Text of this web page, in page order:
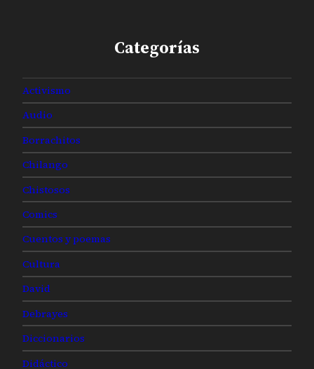
Categorías
Activismo
Audio
Borrachitos
Chilango
Chistosos
Comics
Cuentos y poemas
Cultura
David
Debrayes
Diccionarios
Didáctico